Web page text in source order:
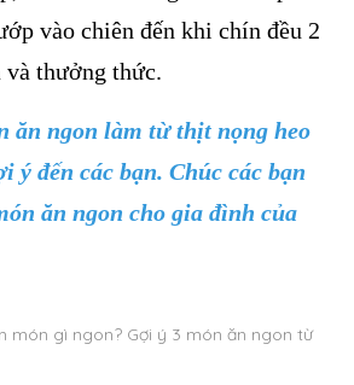
vào chiên đến khi chín đều 2
thưởng thức.
ăn ngon làm từ thịt nọng heo
ý đến các bạn. Chúc các bạn
ăn ngon cho gia đình của
món gì ngon? Gợi ý 3 món ăn ngon từ